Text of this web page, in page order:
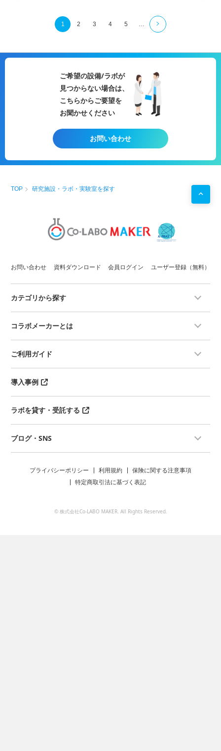
では微量なピーク違いの見極めが困難な場合で
マッピング
測定によりピークの違いを見つけること
解能: 1μm(100倍対物レンズ使用)）のラマンイメージ測
モードによって、 物質 深さ方向
(100倍対物レンズ、共焦点モード使用)）の分析をす
ることができます。
や応力状態のような、材料の 特性
・温度可変ステージ（約-100℃～600℃）により、
料の相転移などの測定ができます。
1 2 3 4 5
ご希望の設備/ラボが
見つからない場合は、
こちらからご要望を
お聞かせください
お問い合わせ
TOP 研究施設・ラボ・実験室を探す
お問い合わせ 資料ダウンロード 会員ログイン ユーザー登録（無料）
カテゴリから探す
コラボメーカーとは
ご利用ガイド
導入事例
ラボを貸す・受託する
ブログ・SNS
プライバシーポリシー 利用規約
保険に関する注意事項
特定商取引法に基づく表記
© 株式会社Co-LABO MAKER. All Rights Reserved.